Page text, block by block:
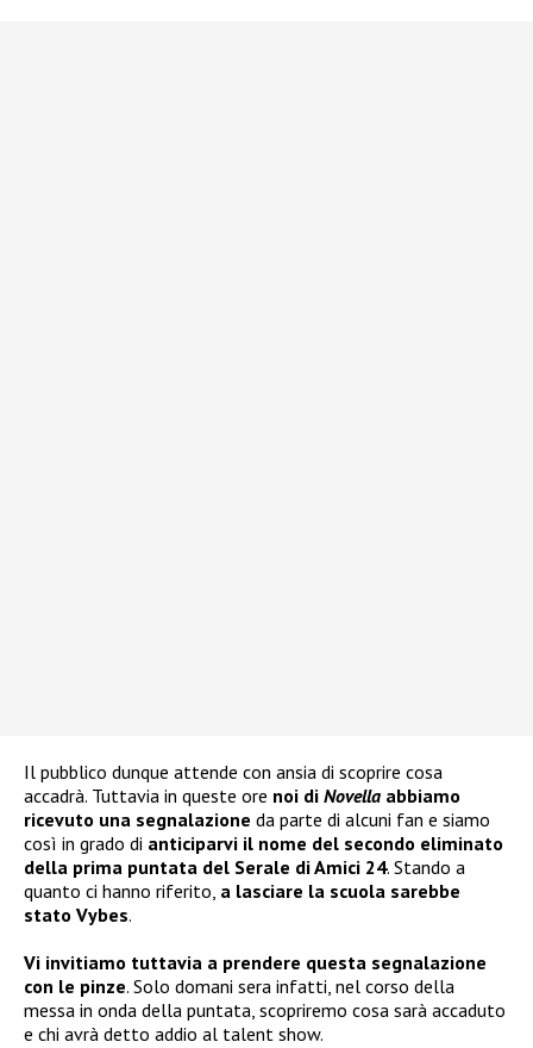
Il pubblico dunque attende con ansia di scoprire cosa
accadrà. Tuttavia in queste ore noi di Novella abbiamo
ricevuto una segnalazione da parte di alcuni fan e siamo
così in grado di anticiparvi il nome del secondo eliminato
della prima puntata del Serale di Amici 24. Stando a
quanto ci hanno riferito, a lasciare la scuola sarebbe
stato Vybes.
Vi invitiamo tuttavia a prendere questa segnalazione
con le pinze. Solo domani sera infatti, nel corso della
messa in onda della puntata, scopriremo cosa sarà accaduto
e chi avrà detto addio al talent show.